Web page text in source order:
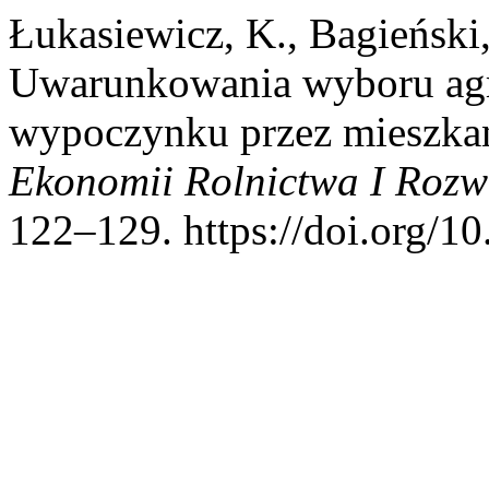
Łukasiewicz, K.,
Uwarunkowania wyboru
wypoczynku przez
Ekonomii Rolnictwa I
122–129. https://doi.org/